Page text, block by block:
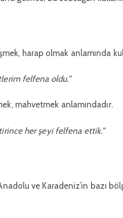
harap olmak anlamında
felfena oldu.”
mahvetmek anlamındadır.
her şeyi felfena ettik.”
ve Karadeniz’in bazı